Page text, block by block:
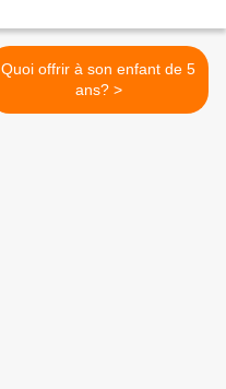
Quoi offrir à son enfant de 5
ans? >